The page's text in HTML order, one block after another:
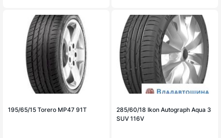
195/65/15 Torero MP47 91T
285/60/18 Ikon Autograph Aqua 3
SUV 116V